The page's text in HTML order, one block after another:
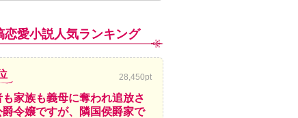
恋愛小説人気ランキング
28,450pt
も家族も義母に奪われ追放さ
爵令嬢ですが、隣国侯爵家で